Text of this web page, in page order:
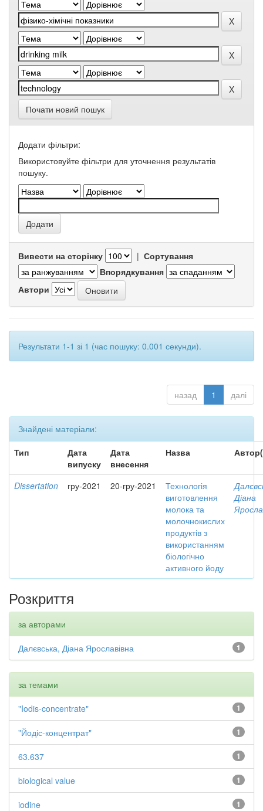
Почати новий пошук
Додати фільтри:
Використовуйте фільтри для уточнення результатів
пошуку.
Вивести на сторінку | Сортування
Впорядкування
Автори
Результати 1-1 зі 1 (час пошуку: 0.001 секунди).
назад 1 далі
Знайдені матеріали:
Тип
Дата
випуску
Дата
внесення
Назва
Dissertation гру-2021 20-гру-2021
Технологія
виготовлення
молока та
молочнокислих
продуктів з
використанням
біологічно
активного йоду
Діана
Розкриття
за авторами
1
Далєвська, Діана Ярославівна
за темами
1
"Iodis-concentrate"
1
"Йодіс-концентрат"
1
63.637
1
biological value
1
iodine